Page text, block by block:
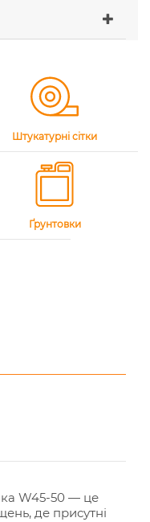
Штукатурні сітки
Ґрунтовки
W45-50 — це
де присутні